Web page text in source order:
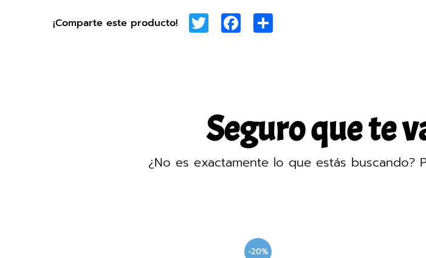
¡Comparte este producto! Twitter Facebook
Seguro que te
¿No es exactamente lo que estás
-20%